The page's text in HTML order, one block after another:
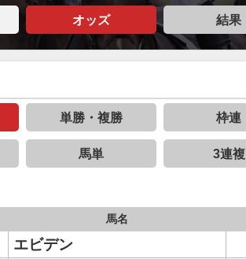
オッズ 結果
単勝・複勝 枠連
馬単 3連複
馬名
エビデン